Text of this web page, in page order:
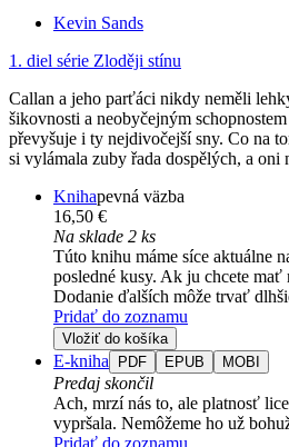
Kevin Sands
1. diel série Zloději stínu
Callan a jeho parťáci nikdy neměli
šikovnosti a neobyčejným
převyšuje i ty nejdivočejší sny. Co na
si vylámala zuby řada dospělých, a oni
Knihapevná väzba
16,50 €
Na sklade 2 ks
Túto knihu máme síce aktuálne
posledné kusy. Ak ju chcete
Dodanie ďalších môže trvať
Pridať do zoznamu
Vložiť do košíka
E-kniha PDF EPUB MOBI
Predaj skončil
Ach, mrzí nás to, ale platnosť
vypršala. Nemôžeme ho už